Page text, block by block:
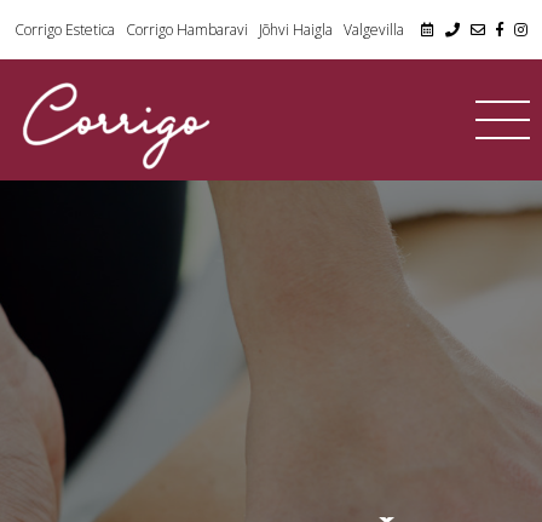
Corrigo Estetica Corrigo Hambaravi Jõhvi Haigla Valgevilla